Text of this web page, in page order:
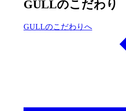
GULLのこだわり
GULLのこだわりへ